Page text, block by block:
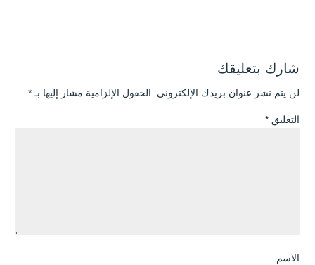
شارك بتعليقك
لن يتم نشر عنوان بريدك الإلكتروني. الحقول الإلزامية مشار إليها بـ *
التعليق *
الاسم